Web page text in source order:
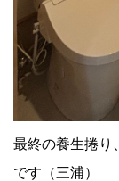
最終の養生捲り
です（三浦）